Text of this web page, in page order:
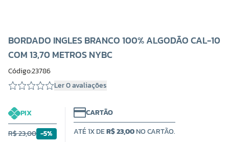
BORDADO INGLES BRANCO 100% ALGODÃO CAL-10
COM 13,70 METROS NYBC
Código:23786
Ler 0 avaliações
PIX
R$ 23,00 -5%
CARTÃO
ATÉ 1X DER$ 23,00NO CARTÃO.